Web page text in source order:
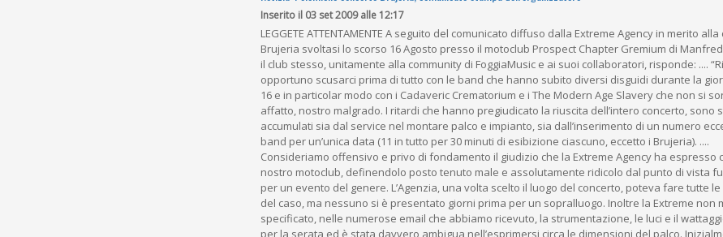
Inserito il 03 set 2009 alle 12:17
LEGGETE ATTENTAMENTE A seguito del comunicato diffuso dalla Extreme Agency in merito
Brujeria svoltasi lo scorso 16 Agosto presso il motoclub Prospect Chapter Gremium di
il club stesso, unitamente alla community di FoggiaMusic e ai suoi collaboratori, risponde: ....
opportuno scusarci prima di tutto con le band che hanno subito diversi disguidi durante la
16 e in particolar modo con i Cadaveric Crematorium e i The Modern Age Slavery che non si
affatto, nostro malgrado. I ritardi che hanno pregiudicato la riuscita dell’intero concerto, sono
accumulati sia dal service nel montare palco e impianto, sia dall’inserimento di un numero
band per un’unica data (11 in tutto per 30 minuti di esibizione ciascuno, eccetto i Brujeria). ....
Consideriamo offensivo e privo di fondamento il giudizio che la Extreme Agency ha espresso
nostro motoclub, definendolo posto tenuto male e assolutamente ridicolo dal punto di vista
per un evento del genere. L’Agenzia, una volta scelto il luogo del concerto, poteva fare tutte
del caso, ma nessuno si è presentato giorni prima per un sopralluogo. Inoltre la Extreme non
specificato, nelle numerose email che abbiamo ricevuto, la strumentazione, le luci e il
per la serata ed è stata davvero ambigua nell’esprimersi circa le dimensioni del palco.